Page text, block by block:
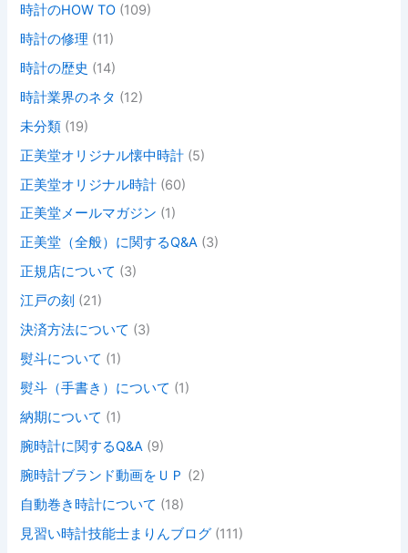
時計のHOW TO (109)
時計の修理 (11)
時計の歴史 (14)
時計業界のネタ (12)
未分類 (19)
正美堂オリジナル懐中時計 (5)
正美堂オリジナル時計 (60)
正美堂メールマガジン (1)
正美堂（全般）に関するQ&A (3)
正規店について (3)
江戸の刻 (21)
決済方法について (3)
熨斗について (1)
熨斗（手書き）について (1)
納期について (1)
腕時計に関するQ&A (9)
腕時計ブランド動画をＵＰ (2)
自動巻き時計について (18)
見習い時計技能士まりんブログ (111)